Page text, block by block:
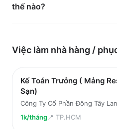
thế nào?
Việc làm nhà hàng /
Kế Toán Trưởng ( Mảng
Sạn)
Công Ty Cổ Phần Đông Tây
1k/tháng📍 TP.HCM